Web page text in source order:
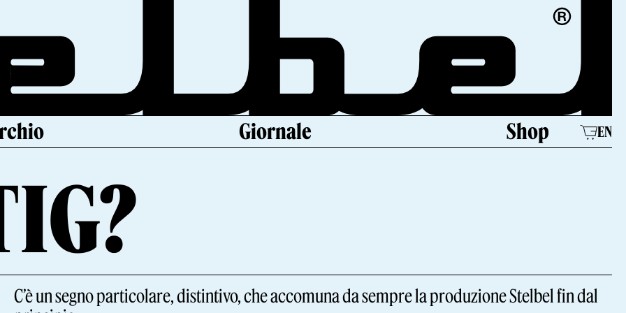
Giornale Shop EN
C’è un segno particolare, distintivo, che accomuna da sempre la produzione Stelbel fin dal